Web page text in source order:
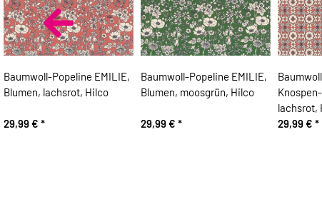
Baumwoll-Popeline EMILIE,
Blumen, lachsrot, Hilco
29,99 € *
Baumwoll-Popeline EMILIE,
Blumen, moosgrün, Hilco
29,99 € *
lachsrot,
29,99 € *